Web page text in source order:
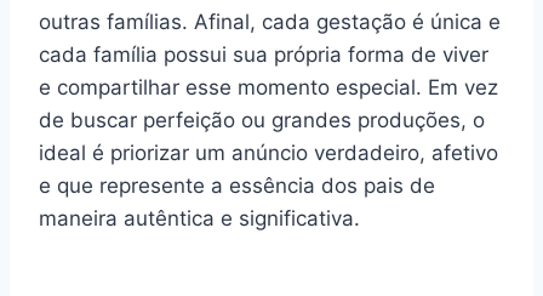
outras famílias. Afinal, cada gestação é única e
cada família possui sua própria forma de viver
e compartilhar esse momento especial. Em vez
de buscar perfeição ou grandes produções, o
ideal é priorizar um anúncio verdadeiro, afetivo
e que represente a essência dos pais de
maneira autêntica e significativa.